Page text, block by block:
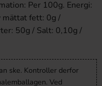
Per 100g. Energi:
mättat fett: 0g /
50g / Salt: 0,10g /
ske. Kontroller derfor
Ved